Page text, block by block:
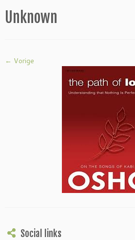
Unknown
← Vorige
Social links